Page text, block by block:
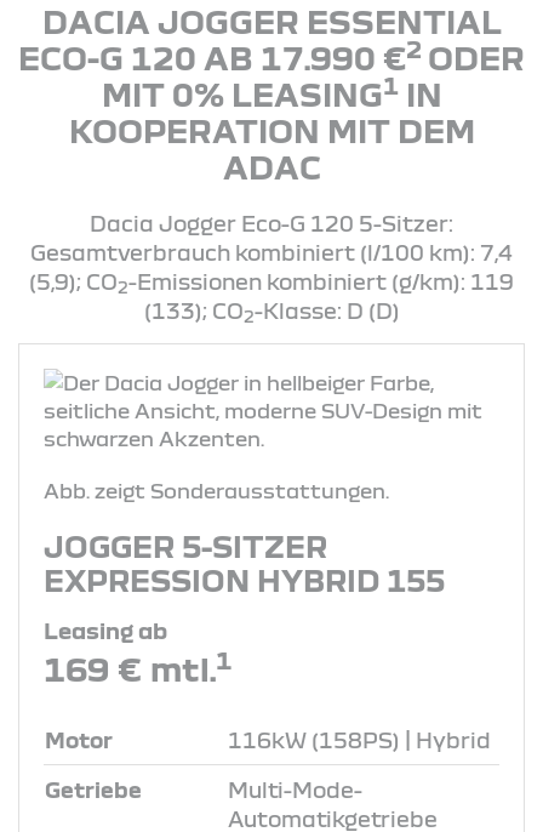
DACIA JOGGER ESSENTIAL
ECO-G 120 AB 17.990 €2 ODER
MIT 0% LEASING1IN
KOOPERATION MIT DEM
ADAC
Dacia Jogger Eco-G 120 5-Sitzer:
Gesamtverbrauch kombiniert (l/100 km): 7,4
(5,9); CO2-Emissionen kombiniert (g/km): 119
(133); CO2-Klasse: D (D)
Abb. zeigt Sonderausstattungen.
JOGGER 5-SITZER
EXPRESSION HYBRID 155
Leasing ab
169 € mtl.1
Motor 116kW (158PS) | Hybrid
Getriebe
Multi-Mode-
Automatikgetriebe